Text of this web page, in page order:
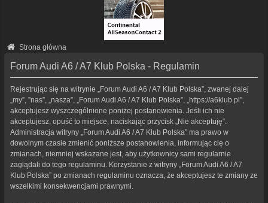
Strona główna
Forum Audi A6 / A7 Klub Polska - Regulamin
Rejestrując się na witrynie „Forum Audi A6 / A7 Klub Polska”, zwanej dalej
„my”, ”nas”, „nasza”, „Forum Audi A6 / A7 Klub Polska”, „https://a6klub.pl”,
akceptujesz wyszczególnione poniżej postanowienia. Jeśli ich nie
akceptujesz, opuść to miejsce, naciskając przycisk „Nie akceptuję”.
Administracja witryny „Forum Audi A6 / A7 Klub Polska” ma prawo w
dowolnym czasie zmienić poniższe postanowienia, informując cię o
zmianach, niemniej wskazane jest, aby użytkownicy sami regularnie
zaglądali do tego regulaminu. Korzystanie z witryny „Forum Audi A6 / A7
Klub Polska” po zmianach regulaminu oznacza, że akceptujesz te zmiany ze
wszelkimi konsekwencjami prawnymi.